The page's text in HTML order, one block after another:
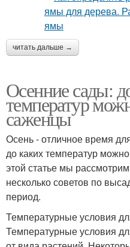
читать дальше →
Осенние сады:
температур
саженцы
Осень - отличное время
до каких температур
этой статье мы
несколько советов по
период.
Температурные условия
Температурные условия